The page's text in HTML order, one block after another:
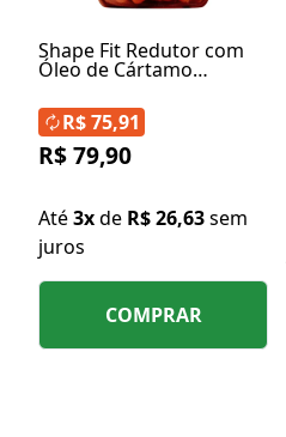
Shape Fit Redutor com
Óleo de Cártamo
R$ 79,90
Até3xde R$ 26,63sem
juros
R$ 75,91
COMPRAR